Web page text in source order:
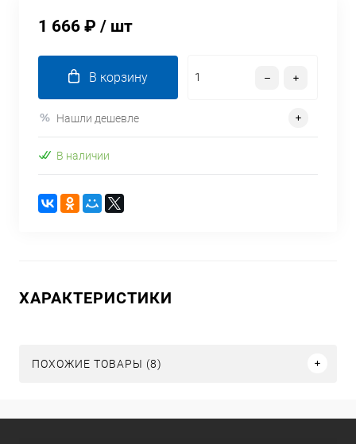
1 666 ₽ / шт
В корзину
Нашли дешевле
В наличии
ХАРАКТЕРИСТИКИ
ПОХОЖИЕ ТОВАРЫ (8)